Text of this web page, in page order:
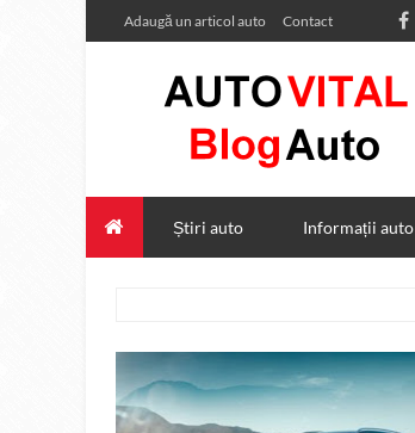
Adaugă un articol auto Contact
Știri auto Informații auto